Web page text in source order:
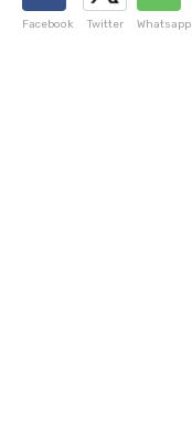
Facebook Twitter Whatsapp